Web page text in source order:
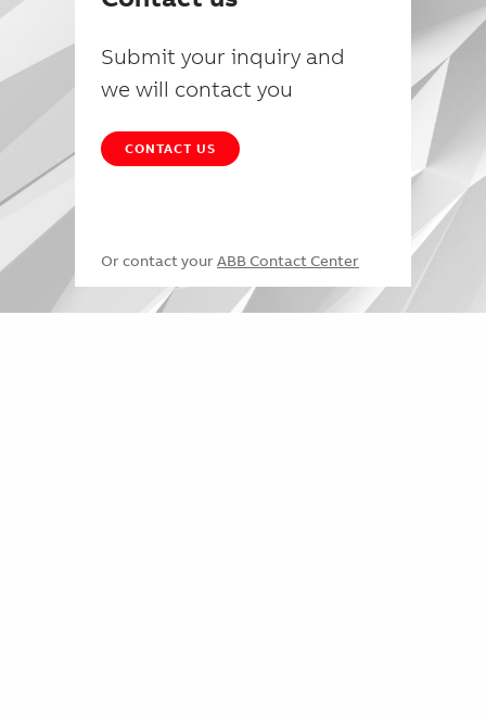
Submit your inquiry and
we will contact you
CONTACT US
Or contact your ABB Contact Center